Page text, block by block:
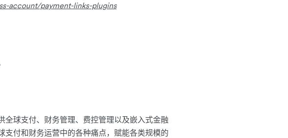
account/payment-links-plugins
球支付、财务管理、费控管理以及嵌入式金融
付和财务运营中的各种痛点，赋能各类规模的